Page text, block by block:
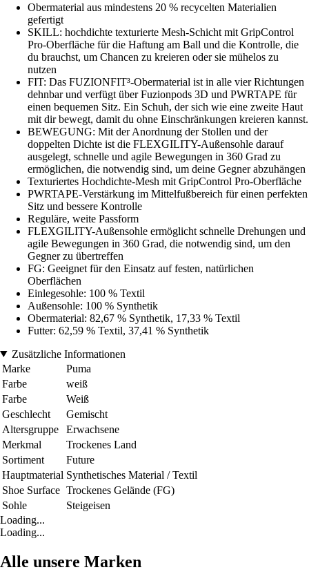
Obermaterial aus mindestens 20 % recycelten Materialien
gefertigt
SKILL: hochdichte texturierte Mesh-Schicht mit GripControl
Pro-Oberfläche für die Haftung am Ball und die Kontrolle, die
du brauchst, um Chancen zu kreieren oder sie mühelos zu
nutzen
FIT: Das FUZIONFIT³-Obermaterial ist in alle vier Richtungen
dehnbar und verfügt über Fuzionpods 3D und PWRTAPE für
einen bequemen Sitz. Ein Schuh, der sich wie eine zweite Haut
mit dir bewegt, damit du ohne Einschränkungen kreieren kannst.
BEWEGUNG: Mit der Anordnung der Stollen und der
doppelten Dichte ist die FLEXGILITY-Außensohle darauf
ausgelegt, schnelle und agile Bewegungen in 360 Grad zu
ermöglichen, die notwendig sind, um deine Gegner abzuhängen
Texturiertes Hochdichte-Mesh mit GripControl Pro-Oberfläche
PWRTAPE-Verstärkung im Mittelfußbereich für einen perfekten
Sitz und bessere Kontrolle
Reguläre, weite Passform
FLEXGILITY-Außensohle ermöglicht schnelle Drehungen und
agile Bewegungen in 360 Grad, die notwendig sind, um den
Gegner zu übertreffen
FG: Geeignet für den Einsatz auf festen, natürlichen
Oberflächen
Einlegesohle: 100 % Textil
Außensohle: 100 % Synthetik
Obermaterial: 82,67 % Synthetik, 17,33 % Textil
Futter: 62,59 % Textil, 37,41 % Synthetik
Zusätzliche Informationen
Marke
Puma
Farbe
weiß
Farbe
Weiß
Geschlecht
Gemischt
Altersgruppe
Erwachsene
Merkmal
Trockenes Land
Sortiment
Future
Hauptmaterial Synthetisches Material / Textil
Shoe Surface Trockenes Gelände (FG)
Sohle
Steigeisen
Loading...
Loading...
Alle unsere Marken